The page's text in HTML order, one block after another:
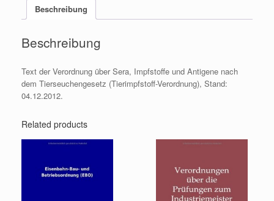
nach
dem
(Tierimpfstoff-
Verordnung)
Beschreibung
Beschreibung
Text der Verordnung über Sera, Impfstoffe und Antigene nach
dem Tierseuchengesetz (Tierimpfstoff-Verordnung), Stand:
04.12.2012.
Related products